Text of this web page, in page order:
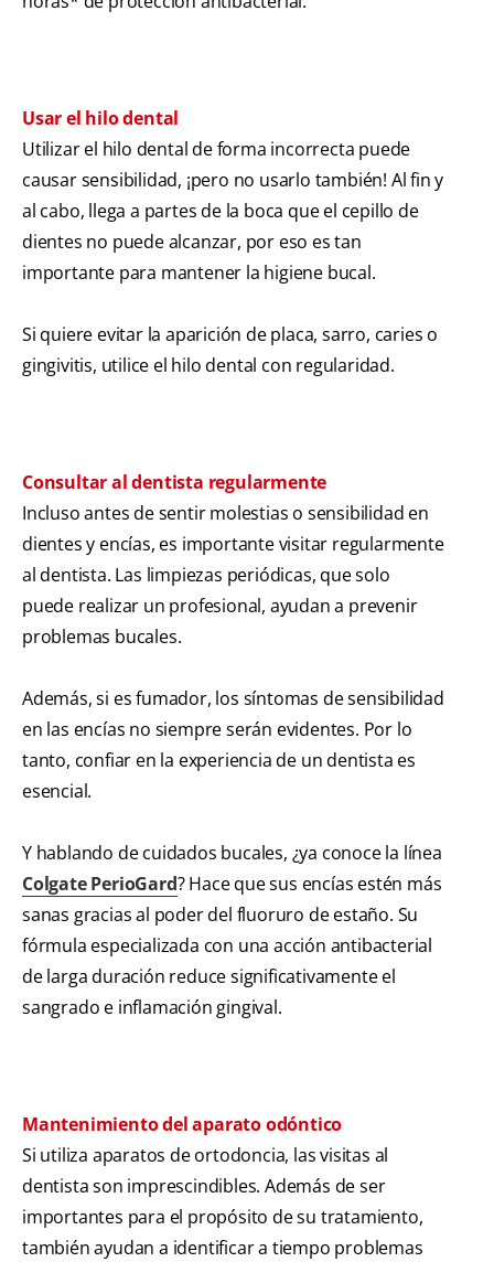
Usar el hilo dental
Utilizar el hilo dental de forma incorrecta puede
causar sensibilidad, ¡pero no usarlo también! Al fin y
al cabo, llega a partes de la boca que el cepillo de
dientes no puede alcanzar, por eso es tan
importante para mantener la higiene bucal.
Si quiere evitar la aparición de placa, sarro, caries o
gingivitis, utilice el hilo dental con regularidad.
Consultar al dentista regularmente
Incluso antes de sentir molestias o sensibilidad en
dientes y encías, es importante visitar regularmente
al dentista. Las limpiezas periódicas, que solo
puede realizar un profesional, ayudan a prevenir
problemas bucales.
Además, si es fumador, los síntomas de sensibilidad
en las encías no siempre serán evidentes. Por lo
tanto, confiar en la experiencia de un dentista es
esencial.
Y hablando de cuidados bucales, ¿ya conoce la línea
Colgate PerioGard? Hace que sus encías estén más
sanas gracias al poder del fluoruro de estaño. Su
fórmula especializada con una acción antibacterial
de larga duración reduce significativamente el
sangrado e inflamación gingival.
Mantenimiento del aparato odóntico
Si utiliza aparatos de ortodoncia, las visitas al
dentista son imprescindibles. Además de ser
importantes para el propósito de su tratamiento,
también ayudan a identificar a tiempo problemas